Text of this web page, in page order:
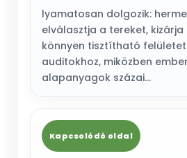
lyamatosan dolgozik:
elválasztja a tereket,
könnyen tisztítható
auditokhoz, miközben
alapanyagok százai…
Kapcsolódó oldal